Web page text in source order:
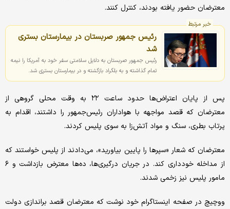
معترضان حضور یافته بودند، کنترل کنند.
خبر مرتبط
رئیس جمهور صربستان در بیمارستان بستری
شد
رئیس جمهور صربستان به دلایل سلامتی سفر خود به آمریکا را نیمه
تمام گذاشته و به بلگراد بازگشته و در بیمارستان بستری شد.
پس از پایان اعتراض‌ها حدود ساعت ۲۲ به وقت محلی گروهی از
معترضان که قصد مواجهه با هواداران رئیس‌جمهور را داشتند، اقدام به
پرتاب بطری، سنگ و مواد آتش‌زا به سوی پلیس کردند.
معترضان که شعار «سپرها را پایین بیاورید»، می‌دادند از پلیس خواستند که
از مداخله خودداری کند. در جریان درگیری‌ها، ده‌ها معترض بازداشت و ۶
مامور پلیس نیز زخمی شدند.
ووچیچ در صفحه اینستاگرام خود نوشت که معترضان قصد براندازی دولت